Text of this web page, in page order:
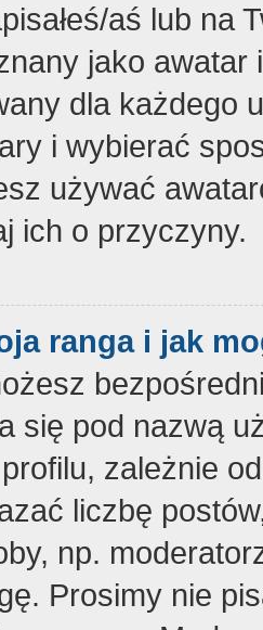
aś lub na
jako
dla każdego
i wybierać
używać
ich o przyczyny.
ranga i jak
się pod nazwą
zależnie
liczbę
np.
Prosimy nie